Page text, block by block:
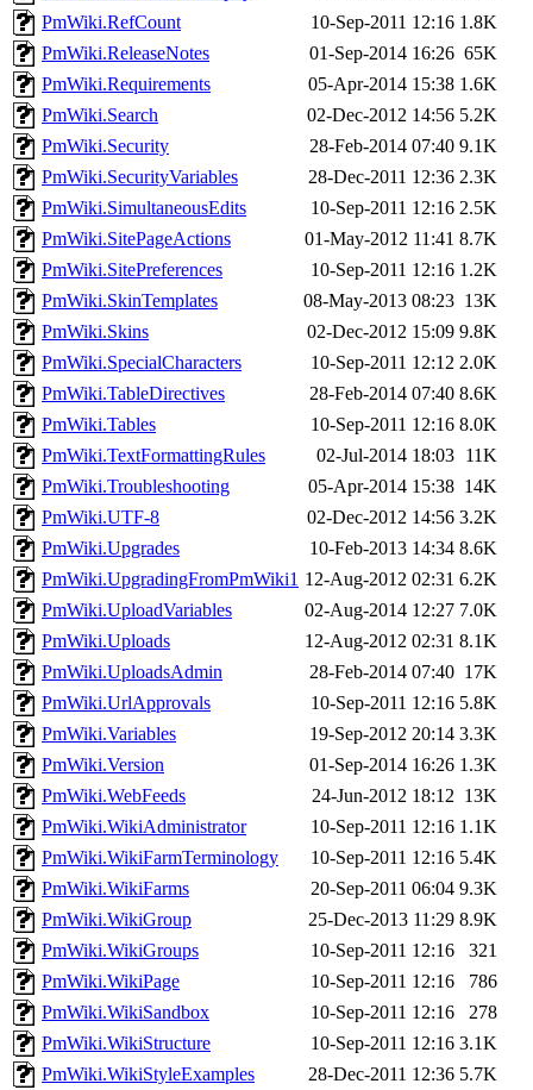
PmWiki.RefCount
10-Sep-2011 12:16 1.8K
PmWiki.ReleaseNotes
01-Sep-2014 16:26 65K
PmWiki.Requirements
05-Apr-2014 15:38 1.6K
PmWiki.Search
02-Dec-2012 14:56 5.2K
PmWiki.Security
28-Feb-2014 07:40 9.1K
PmWiki.SecurityVariables
28-Dec-2011 12:36 2.3K
PmWiki.SimultaneousEdits
10-Sep-2011 12:16 2.5K
PmWiki.SitePageActions
01-May-2012 11:41 8.7K
PmWiki.SitePreferences
10-Sep-2011 12:16 1.2K
PmWiki.SkinTemplates
08-May-2013 08:23 13K
PmWiki.Skins
02-Dec-2012 15:09 9.8K
PmWiki.SpecialCharacters
10-Sep-2011 12:12 2.0K
PmWiki.TableDirectives
28-Feb-2014 07:40 8.6K
PmWiki.Tables
10-Sep-2011 12:16 8.0K
PmWiki.TextFormattingRules
02-Jul-2014 18:03 11K
PmWiki.Troubleshooting
05-Apr-2014 15:38 14K
PmWiki.UTF-8
02-Dec-2012 14:56 3.2K
PmWiki.Upgrades
10-Feb-2013 14:34 8.6K
PmWiki.UpgradingFromPmWiki1 12-Aug-2012 02:31 6.2K
PmWiki.UploadVariables
02-Aug-2014 12:27 7.0K
PmWiki.Uploads
12-Aug-2012 02:31 8.1K
PmWiki.UploadsAdmin
28-Feb-2014 07:40 17K
PmWiki.UrlApprovals
10-Sep-2011 12:16 5.8K
PmWiki.Variables
19-Sep-2012 20:14 3.3K
PmWiki.Version
01-Sep-2014 16:26 1.3K
PmWiki.WebFeeds
24-Jun-2012 18:12 13K
PmWiki.WikiAdministrator
10-Sep-2011 12:16 1.1K
PmWiki.WikiFarmTerminology
10-Sep-2011 12:16 5.4K
PmWiki.WikiFarms
20-Sep-2011 06:04 9.3K
PmWiki.WikiGroup
25-Dec-2013 11:29 8.9K
PmWiki.WikiGroups
10-Sep-2011 12:16
321
PmWiki.WikiPage
10-Sep-2011 12:16
786
PmWiki.WikiSandbox
10-Sep-2011 12:16
278
PmWiki.WikiStructure
10-Sep-2011 12:16 3.1K
PmWiki.WikiStyleExamples
28-Dec-2011 12:36 5.7K